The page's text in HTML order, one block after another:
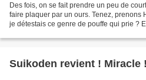
Des fois, on se fait prendre un peu de
faire plaquer par un ours. Tenez, prenons
je détestais ce genre de pouffe qui prie ?
Suikoden revient ! Miracle !